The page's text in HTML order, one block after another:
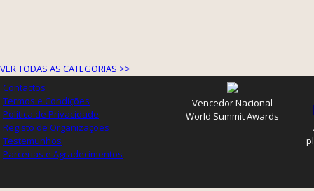
VER TODAS AS CATEGORIAS >>
Contactos
Termos e Condições
Política de Privacidade
Registo de Organizações
Testemunhos
Parcerias e Agradecimentos
Vencedor Nacional
World Summit Awards